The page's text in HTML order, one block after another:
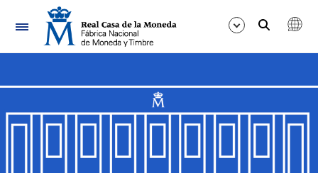
Navegació
Mostra/Amaga